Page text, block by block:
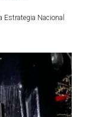
Estrategia Nacional